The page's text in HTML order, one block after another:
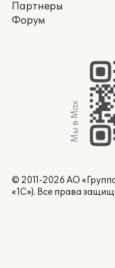
Партнеры
Форум
Мы в Max
© 2011-2026 АО
«1С»). Все права